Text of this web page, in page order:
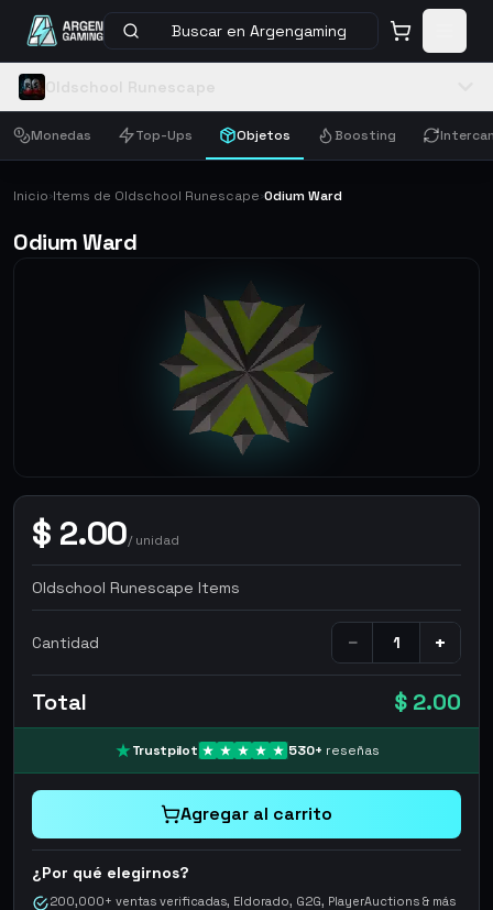
Buscar en Argengaming
Monedas Top-Ups Objetos Boosting
Inicio›Items de Oldschool Runescape›Odium Ward
Odium Ward
$ 2.00/unidad
Oldschool Runescape Items
Cantidad − +
Total $ 2.00
Trustpilot 530+ reseñas
Agregar al carrito
¿Por qué elegirnos?
200,000+ ventas verificadas, Eldorado, G2G, PlayerAuctions & más